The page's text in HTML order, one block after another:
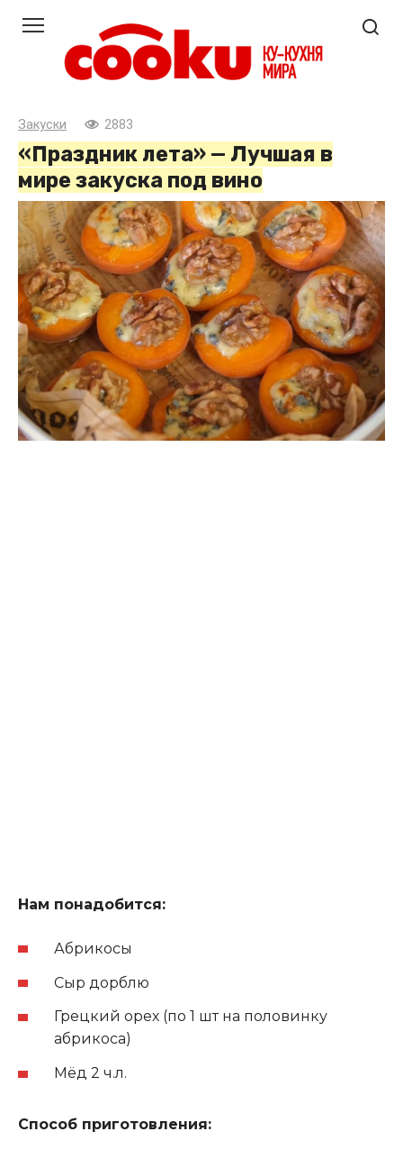
контенту
Закуски 2883
«Праздник лета» — Лучшая в
мире закуска под вино
Нам понадобится:
Абрикосы
Сыр дорблю
Грецкий орех (по 1 шт на половинку
абрикоса)
Мёд 2 ч.л.
Способ приготовления: